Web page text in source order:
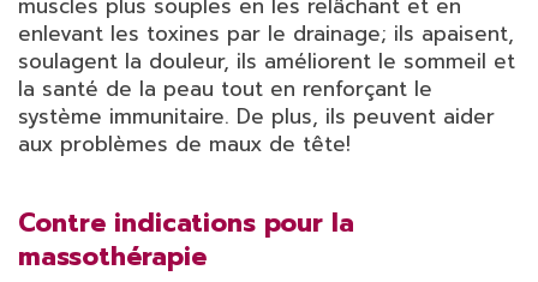
enlevant les toxines par le drainage; ils apaisent,
soulagent la douleur, ils améliorent le sommeil et
la santé de la peau tout en renforçant le
système immunitaire. De plus, ils peuvent aider
aux problèmes de maux de tête!
Contre indications pour la
massothérapie